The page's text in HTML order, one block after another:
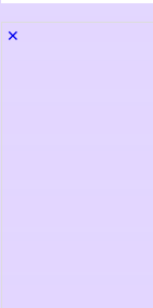
✕